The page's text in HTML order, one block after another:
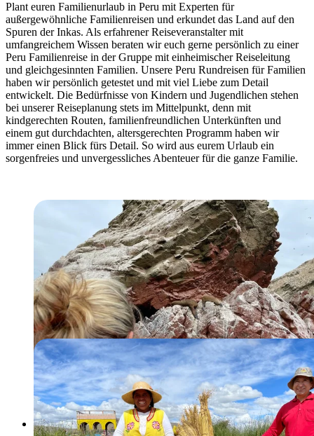
Plant euren Familienurlaub in Peru mit Experten für
außergewöhnliche Familienreisen und erkundet das Land auf den
Spuren der Inkas. Als erfahrener Reiseveranstalter mit
umfangreichem Wissen beraten wir euch gerne persönlich zu einer
Peru Familienreise in der Gruppe mit einheimischer Reiseleitung
und gleichgesinnten Familien. Unsere Peru Rundreisen für Familien
haben wir persönlich getestet und mit viel Liebe zum Detail
entwickelt. Die Bedürfnisse von Kindern und Jugendlichen stehen
bei unserer Reiseplanung stets im Mittelpunkt, denn mit
kindgerechten Routen, familienfreundlichen Unterkünften und
einem gut durchdachten, altersgerechten Programm haben wir
immer einen Blick fürs Detail. So wird aus eurem Urlaub ein
sorgenfreies und unvergessliches Abenteuer für die ganze Familie.